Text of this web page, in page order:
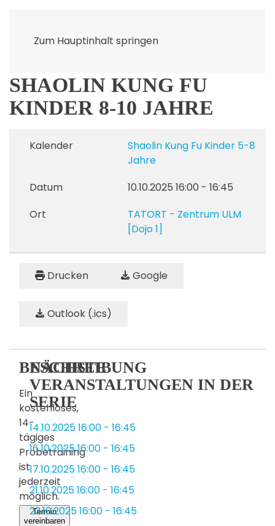
Zum Hauptinhalt springen
SHAOLIN KUNG FU
KINDER 8-10 JAHRE
Kalender
Shaolin Kung Fu Kinder 5-8
Jahre
Datum
10.10.2025 16:00 - 16:45
Ort
TATORT - Zentrum ULM
[Dojo 1]
Drucken Google
Outlook (.ics)
BESCHREIBUNG
Ein
kostenloses,
14-
tägiges
Probetraining
ist
jederzeit
möglich.
Termin
vereinbaren
NÄCHSTE
VERANSTALTUNGEN IN DER
SERIE
14.10.202516:00 - 16:45
16.10.202516:00 - 16:45
17.10.202516:00 - 16:45
21.10.202516:00 - 16:45
23.10.202516:00 - 16:45